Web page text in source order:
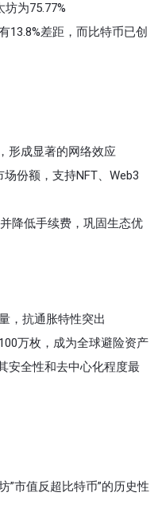
为75.77%
13.8%差距，而比特币已创
形成显著的网络效应
份额，支持NFT、Web3
降低手续费，巩固生态优
，抗通胀特性突出
万枚，成为全球避险资产
安全性和去中心化程度最
”市值反超比特币”的历史性